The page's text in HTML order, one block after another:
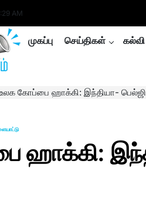
:30 AM
முகப்பு செய்திகள் கல்வி
உலக கோப்பை ஹாக்கி: இந்தியா-
ஹாக்கி: